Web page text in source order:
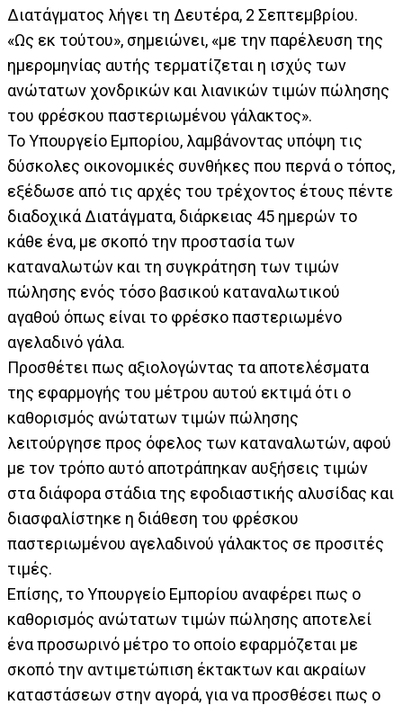
Διατάγματος λήγει τη Δευτέρα, 2 Σεπτεμβρίου.
«Ως εκ τούτου», σημειώνει, «με την παρέλευση της
ημερομηνίας αυτής τερματίζεται η ισχύς των
ανώτατων χονδρικών και λιανικών τιμών πώλησης
του φρέσκου παστεριωμένου γάλακτος».
Το Υπουργείο Εμπορίου, λαμβάνοντας υπόψη τις
δύσκολες οικονομικές συνθήκες που περνά ο τόπος,
εξέδωσε από τις αρχές του τρέχοντος έτους πέντε
διαδοχικά Διατάγματα, διάρκειας 45 ημερών το
κάθε ένα, με σκοπό την προστασία των
καταναλωτών και τη συγκράτηση των τιμών
πώλησης ενός τόσο βασικού καταναλωτικού
αγαθού όπως είναι το φρέσκο παστεριωμένο
αγελαδινό γάλα.
Προσθέτει πως αξιολογώντας τα αποτελέσματα
της εφαρμογής του μέτρου αυτού εκτιμά ότι ο
καθορισμός ανώτατων τιμών πώλησης
λειτούργησε προς όφελος των καταναλωτών, αφού
με τον τρόπο αυτό αποτράπηκαν αυξήσεις τιμών
στα διάφορα στάδια της εφοδιαστικής αλυσίδας και
διασφαλίστηκε η διάθεση του φρέσκου
παστεριωμένου αγελαδινού γάλακτος σε προσιτές
τιμές.
Επίσης, το Υπουργείο Εμπορίου αναφέρει πως ο
καθορισμός ανώτατων τιμών πώλησης αποτελεί
ένα προσωρινό μέτρο το οποίο εφαρμόζεται με
σκοπό την αντιμετώπιση έκτακτων και ακραίων
καταστάσεων στην αγορά, για να προσθέσει πως ο